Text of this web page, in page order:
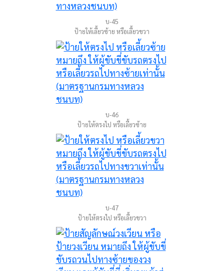
บ-45
ป้ายให้เลี้ยวซ้าย หรือเลี้ยวขวา
บ-46
ป้ายให้ตรงไป หรือเลี้ยวซ้าย
บ-47
ป้ายให้ตรงไป หรือเลี้ยวขวา